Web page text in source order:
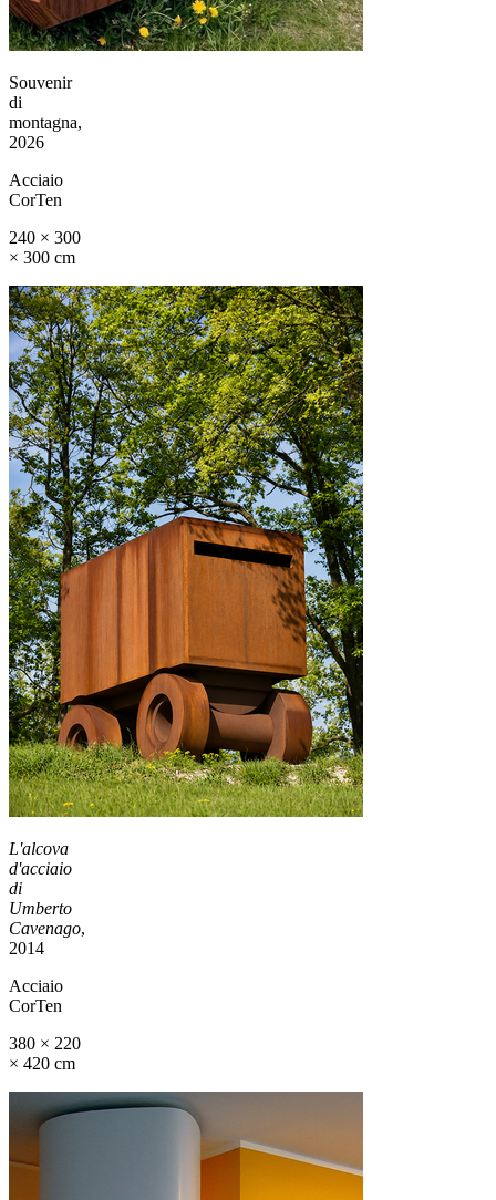
Souvenir
di
montagna,
2026
Acciaio
CorTen
240 × 300
× 300 cm
L'alcova
d'acciaio
di
Umberto
Cavenago,
2014
Acciaio
CorTen
380 × 220
× 420 cm